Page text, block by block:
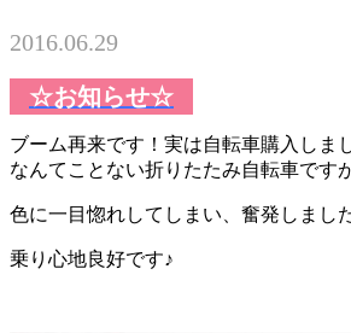
2016.06.29
☆お知らせ☆
ブーム再来です！実は自転車購入しま
なんてことない折りたたみ自転車です
色に一目惚れしてしまい、奮発しまし
乗り心地良好です♪